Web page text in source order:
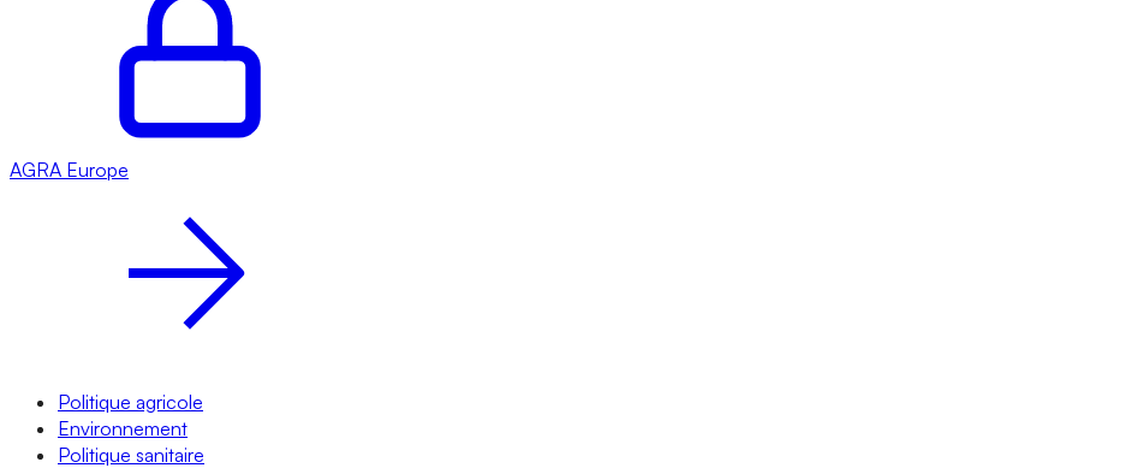
AGRA Europe
Politique agricole
Environnement
Politique sanitaire